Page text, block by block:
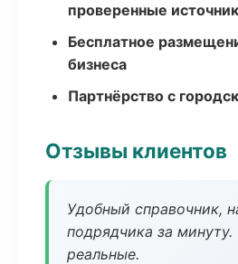
проверенные
Бесплатное
бизнеса
Партнёрство с
Отзывы клиентов
Удобный справочник,
подрядчика за
реальные.